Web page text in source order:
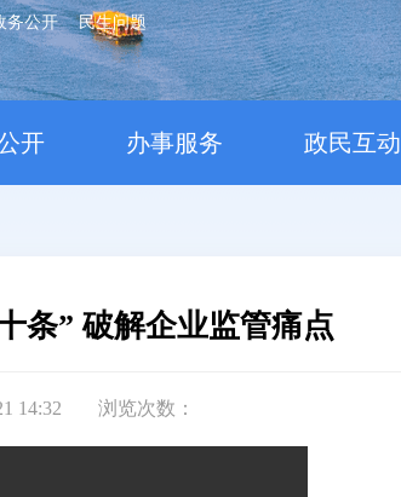
务公开 民生问题
开 办事服务 政民互动
条” 破解企业监管痛点
14:32 浏览次数：